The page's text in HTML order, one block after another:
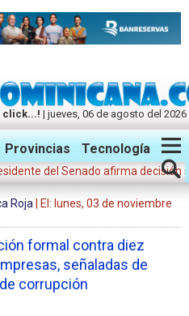
click...! | jueves, 06 de agosto del 2026
Instagram
Provincias Tecnología
del Senado afirma decisión
Roja
| El: lunes, 03 de noviembre
formal contra diez
señaladas de
corrupción